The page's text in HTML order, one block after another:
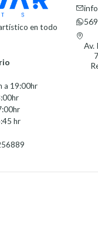
en todo
a 19:00hr
hr
Av.